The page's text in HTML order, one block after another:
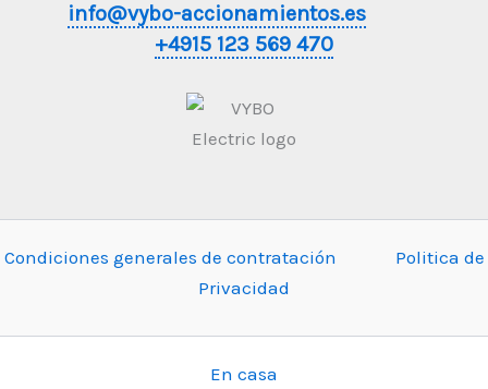
info@vybo-accionamientos.es
+4915 123 569 470
Condiciones generales de contratación
Politica de
Privacidad
En casa